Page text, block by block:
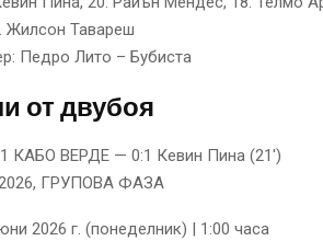
Жилсон Тавареш
Педро Лито – Бубиста
от двубоя
КАБО ВЕРДЕ — 0:1 Кевин Пина (21′)
ГРУПОВА ФАЗА
2026 г. (понеделник) | 1:00 часа